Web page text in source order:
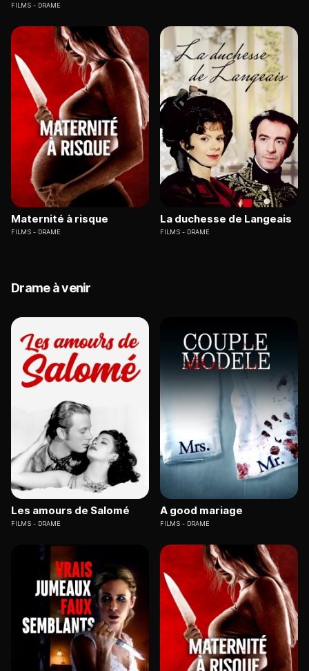
FILMS DRAME
Maternité à risque
FILMS DRAME
La duchesse de Langeais
FILMS DRAME
Drame à venir
Les amours de Salomé
FILMS DRAME
A good mariage
FILMS DRAME